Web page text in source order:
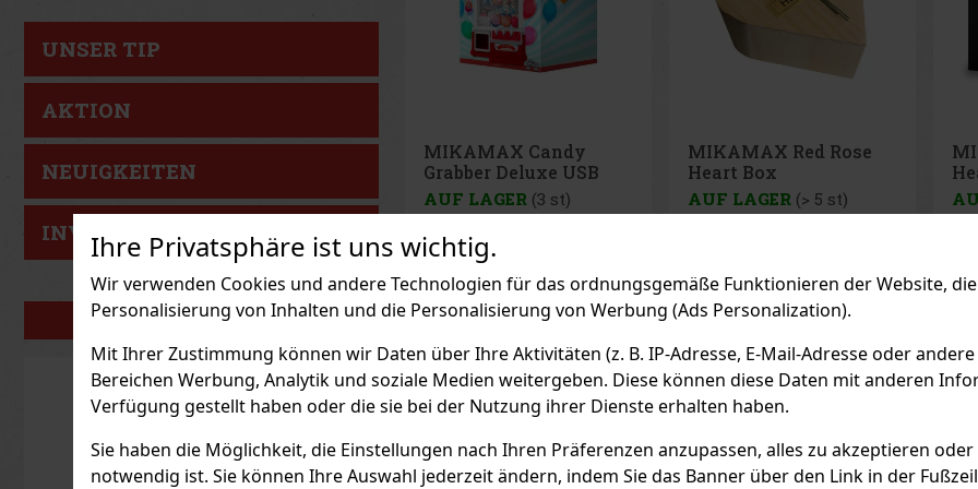
Ihre Privatsphäre ist uns wichtig.
Wir verwenden Cookies und andere Technologien für das ordnungsgemäße Funktionieren der Website,
Personalisierung von Inhalten und die Personalisierung von Werbung (Ads Personalization).
Mit Ihrer Zustimmung können wir Daten über Ihre Aktivitäten (z. B. IP-Adresse, E-Mail-Adresse oder
Bereichen Werbung, Analytik und soziale Medien weitergeben. Diese können diese Daten mit anderen
Verfügung gestellt haben oder die sie bei der Nutzung ihrer Dienste erhalten haben.
Sie haben die Möglichkeit, die Einstellungen nach Ihren Präferenzen anzupassen, alles zu akzeptieren
notwendig ist. Sie können Ihre Auswahl jederzeit ändern, indem Sie das Banner über den Link in der
UNSER TIP
AKTION
NEUIGKEITEN
INVESTITIONSTIP
UNSERE MARKEN
MIKAMAX Red Rose
Heart Box
AUF LAGER (> 5 st)
Box ist ein elegantes und
romantisches Accessoire, das
unvergesslichen Erlebnis
macht. Diese handgefertigte,
herzförmige Holzschachtel ist
dazu dienen, eine angenehme
Atmosphär
8.26€ ohne VAT 9.99 €
Bestellen
MIKAMAX Melting
Heart Candle
AUF LAGER(> 5 st)
gemütliche Atmosphäre
schafft. Dank ihrer Größe und
dem zarten Rosenduft eignet
Momente – sei es ein
romantischer Ab
32.98 € ohne VAT 39.90 €
Bestellen
8.26
EMPFOHLENE